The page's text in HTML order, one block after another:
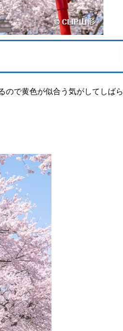
ので黄色が似合う気がしてしばら